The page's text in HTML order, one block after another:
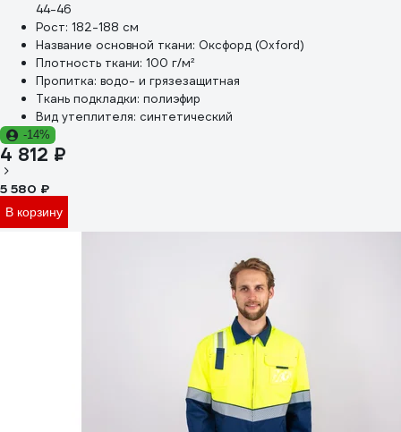
44-46
Рост: 182-188 см
Название основной ткани: Оксфорд (Oxford)
Плотность ткани: 100 г/м²
Пропитка: водо- и грязезащитная
Ткань подкладки: полиэфир
Вид утеплителя: синтетический
-14%
4 812 ₽
5 580 ₽
В корзину